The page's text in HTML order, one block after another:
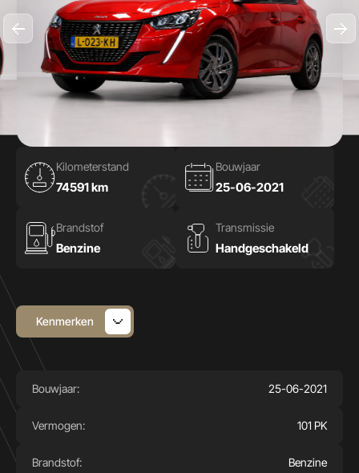
Kilometerstand
74591 km
Bouwjaar
25-06-2021
Brandstof
Benzine
Transmissie
Handgeschakeld
Kenmerken
Bouwjaar: 25-06-2021
Vermogen: 101 PK
Brandstof: Benzine